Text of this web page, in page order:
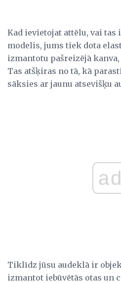
Kad ievietojat attēlu, vai tas
modelis, jums tiek dota
izmantotu pašreizējā
Tas atšķiras no tā, kā
sāksies ar jaunu atsevišķu
ad
Tiklīdz jūsu audeklā ir
izmantot iebūvētās otas un